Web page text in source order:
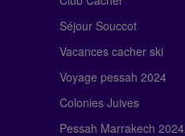
Séjour Souccot
Vacances cacher ski
Voyage pessah 2024
Colonies Juives
Pessah Marrakech 2024